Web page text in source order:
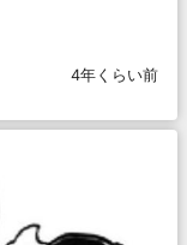
4年くらい前